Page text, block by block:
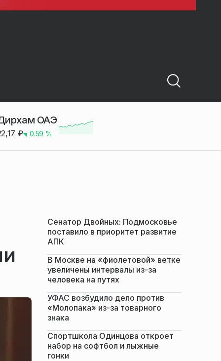
ОАЭ
₽ 0.59 %
Сенатор Двойных: Подмосковье
поставило в приоритет развитие
АПК
В Москве на «фиолетовой» ветке
увеличены интервалы из-за
человека на путях
УФАС возбудило дело против
«Молопака» из-за товарного
знака
Спортшкола Одинцова откроет
набор на софтбол и лыжные
гонки